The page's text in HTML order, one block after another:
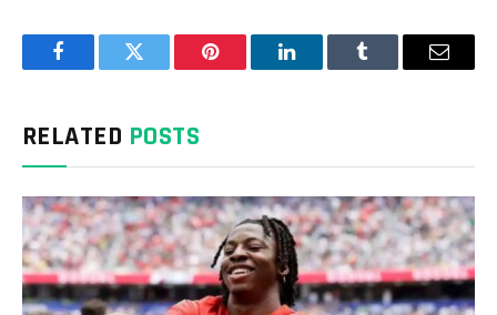
FacebookTwitter Pinterest LinkedInTumblr Email
RELATED POSTS